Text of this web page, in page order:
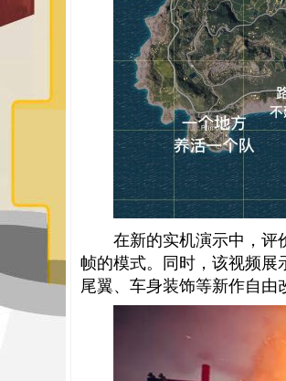
在新的实机演示中，评
帧的模式。同时，该视频展
尾翼、车身装饰等新作自由